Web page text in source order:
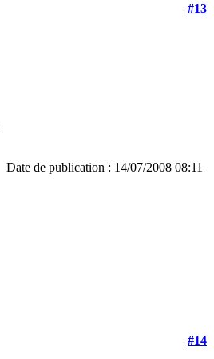
#13
Date de publication : 14/07/2008 08:11
#14